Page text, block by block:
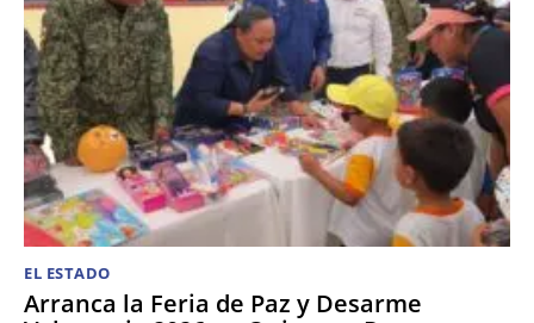
EL ESTADO
Arranca la Feria de Paz y Desarme